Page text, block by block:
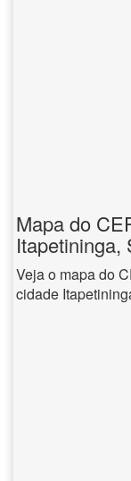
Mapa do
Itapetininga,
Veja o mapa do
cidade